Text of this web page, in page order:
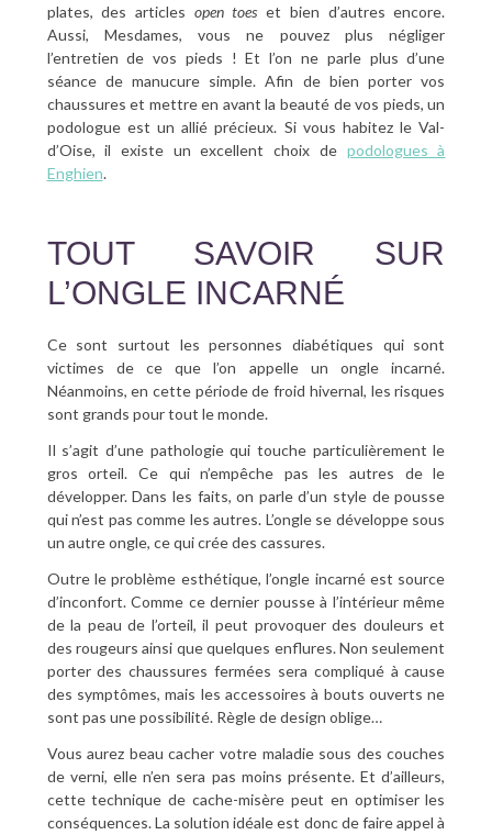
plates, des articles open toeset bien d’autres encore.
Aussi, Mesdames, vous ne pouvez plus négliger
l’entretien de vos pieds ! Et l’on ne parle plus d’une
séance de manucure simple. Afin de bien porter vos
chaussures et mettre en avant la beauté de vos pieds, un
podologue est un allié précieux. Si vous habitez le Val-
d’Oise, il existe un excellent choix de podologues à
Enghien.
TOUT SAVOIR SUR
L’ONGLE INCARNÉ
Ce sont surtout les personnes diabétiques qui sont
victimes de ce que l’on appelle un ongle incarné.
Néanmoins, en cette période de froid hivernal, les risques
sont grands pour tout le monde.
Il s’agit d’une pathologie qui touche particulièrement le
gros orteil. Ce qui n’empêche pas les autres de le
développer. Dans les faits, on parle d’un style de pousse
qui n’est pas comme les autres. L’ongle se développe sous
un autre ongle, ce qui crée des cassures.
Outre le problème esthétique, l’ongle incarné est source
d’inconfort. Comme ce dernier pousse à l’intérieur même
de la peau de l’orteil, il peut provoquer des douleurs et
des rougeurs ainsi que quelques enflures. Non seulement
porter des chaussures fermées sera compliqué à cause
des symptômes, mais les accessoires à bouts ouverts ne
sont pas une possibilité. Règle de design oblige…
Vous aurez beau cacher votre maladie sous des couches
de verni, elle n’en sera pas moins présente. Et d’ailleurs,
cette technique de cache-misère peut en optimiser les
conséquences. La solution idéale est donc de faire appel à